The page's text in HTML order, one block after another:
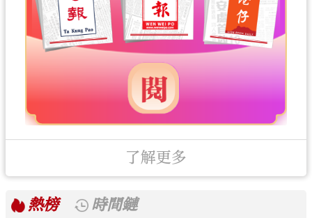
了解更多
熱榜
時間鏈